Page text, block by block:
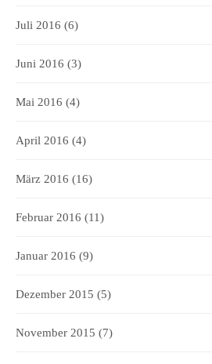
Juli 2016 (6)
Juni 2016 (3)
Mai 2016 (4)
April 2016 (4)
März 2016 (16)
Februar 2016 (11)
Januar 2016 (9)
Dezember 2015 (5)
November 2015 (7)